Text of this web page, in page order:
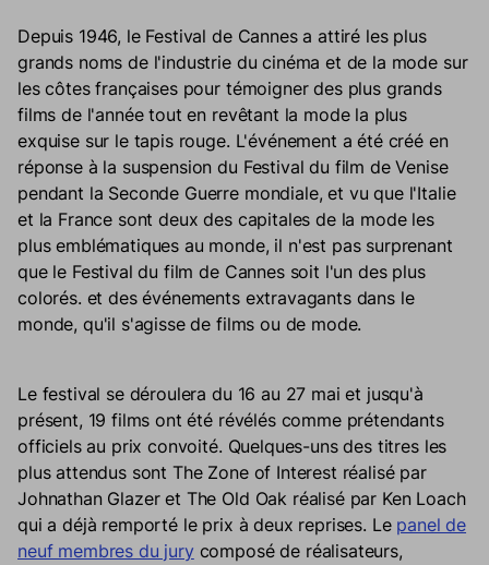
Depuis 1946, le Festival de Cannes a attiré les plus
grands noms de l'industrie du cinéma et de la mode sur
les côtes françaises pour témoigner des plus grands
films de l'année tout en revêtant la mode la plus
exquise sur le tapis rouge. L'événement a été créé en
réponse à la suspension du Festival du film de Venise
pendant la Seconde Guerre mondiale, et vu que l'Italie
et la France sont deux des capitales de la mode les
plus emblématiques au monde, il n'est pas surprenant
que le Festival du film de Cannes soit l'un des plus
colorés. et des événements extravagants dans le
monde, qu'il s'agisse de films ou de mode.
Le festival se déroulera du 16 au 27 mai et jusqu'à
présent, 19 films ont été révélés comme prétendants
officiels au prix convoité. Quelques-uns des titres les
plus attendus sont The Zone of Interest réalisé par
Johnathan Glazer et The Old Oak réalisé par Ken Loach
qui a déjà remporté le prix à deux reprises. Le panel de
neuf membres du jury composé de réalisateurs,